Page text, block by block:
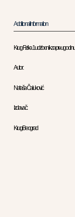
Additional Information
Krug Fizika 1 udzbenik za prvu godinu
Autor :
Nataša Čaluković
Izdavač :
Krug Beograd